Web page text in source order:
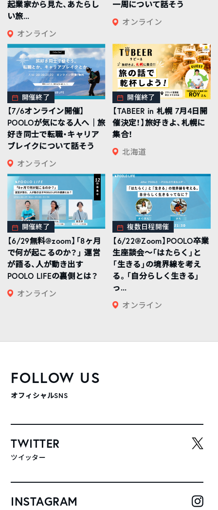
起業家から見た、あたらし
い旅...
オンライン
一周について話そう
オンライン
開催終了
【7/6オンライン開催】
POOLOが気になる人へ｜旅
好き同士で転職・キャリア
ブレイクについて話そう
オンライン
開催終了
【TABEER in 札幌 7月4日開
催決定！】旅好きよ、札幌に
集合！
北海道
開催終了
【6/29無料@zoom】「8ヶ月
で何が起こるのか？」 運営
が語る、人が動き出す
POOLO LIFEの裏側とは？
オンライン
複数日程開催
【6/22@Zoom】POOLO卒業
生座談会〜「はたらく」と
「生きる」の境界線を考え
る。「自分らしく生きる」
っ...
オンライン
FOLLOW US
オフィシャルSNS
TWITTER
ツイッター
INSTAGRAM